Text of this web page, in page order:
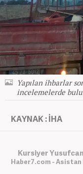
Yapılan ihbarlar
incelemelerde
KAYNAK : İHA
Kursiyer
Haber7.com -